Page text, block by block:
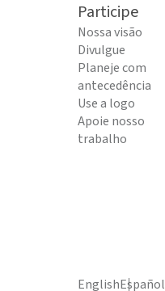
Participe
Nossa visão
Divulgue
Planeje com
antecedência
Use a logo
Apoie nosso
trabalho
EnglishEspañol